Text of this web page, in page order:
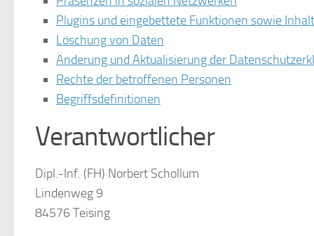
Plugins und eingebettete Funktionen sowie
Löschung von Daten
Änderung und Aktualisierung der
Rechte der betroffenen Personen
Begriffsdefinitionen
Verantwortlicher
Dipl.-Inf. (FH) Norbert Schollum
Lindenweg 9
84576 Teising